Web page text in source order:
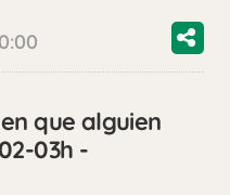
en que alguien
03h -